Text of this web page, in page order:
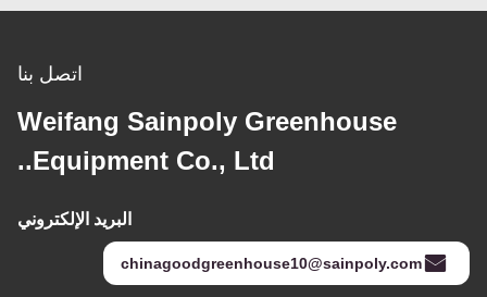
اتصل بنا
Weifang Sainpoly Greenhouse
Equipment Co., Ltd..
البريد الإلكتروني
chinagoodgreenhouse10@sainpoly.com